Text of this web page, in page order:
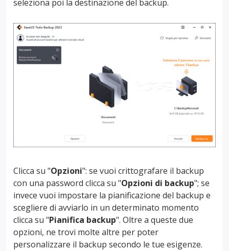
seleziona poi la destinazione del backup.
Clicca su "Opzioni": se vuoi crittografare il backup
con una password clicca su "Opzioni di backup"; se
invece vuoi impostare la pianificazione del backup e
scegliere di avviarlo in un determinato momento
clicca su "Pianifica backup". Oltre a queste due
opzioni, ne trovi molte altre per poter
personalizzare il backup secondo le tue esigenze.